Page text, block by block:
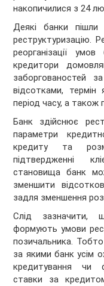
накопичилися з 24
Деякі банки пішли
реструктуризацію.
реорганізації
кредитори
заборгованостей
відсотками,
період часу, а також
Банк здійснює
параметри
кредиту та
підтвердженні
становища банк
зменшити
задля зменшення
Слід зазначити,
формують умови
позичальника.
за якими банк усім
кредитування чи
ставки за